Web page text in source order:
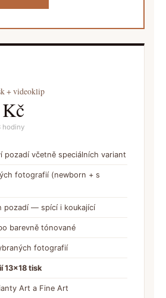
+ videoklip
hodiny
pozadí včetně speciálních variant
fotografií (newborn + s
pozadí — spící i koukající
barevně tónované
fotografií
13×18 tisk
Art a Fine Art